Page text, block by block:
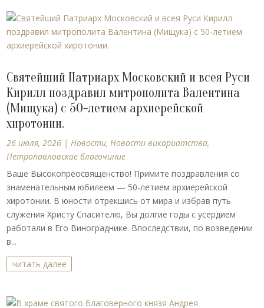
Святейший Патриарх Московский и всея Руси
Кирилл поздравил митрополита Валентина
(Мищука) с 50-летием архиерейской
хиротонии.
26 июля, 2026 |Новости,Новости викариатства,
Петропавловское благочиние
Ваше Высокопреосвященство! Примите поздравления со
знаменательным юбилеем — 50-летием архиерейской
хиротонии. В юности отрекшись от мира и избрав путь
служения Христу Спасителю, Вы долгие годы с усердием
работали в Его Винограднике. Впоследствии, по возведении
в...
читать далее